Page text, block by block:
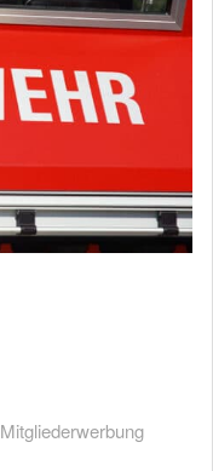
Mitgliederwerbung